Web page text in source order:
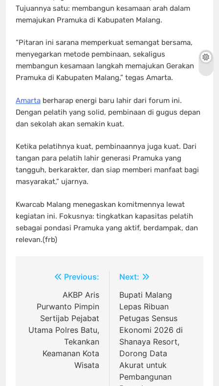
Tujuannya satu: membangun kesamaan arah dalam
memajukan Pramuka di Kabupaten Malang.
“Pitaran ini sarana memperkuat semangat bersama,
menyegarkan metode pembinaan, sekaligus
membangun kesamaan langkah memajukan Gerakan
Pramuka di Kabupaten Malang,” tegas Amarta.
Amarta berharap energi baru lahir dari forum ini.
Dengan pelatih yang solid, pembinaan di gugus depan
dan sekolah akan semakin kuat.
Ketika pelatihnya kuat, pembinaannya juga kuat. Dari
tangan para pelatih lahir generasi Pramuka yang
tangguh, berkarakter, dan siap memberi manfaat bagi
masyarakat,” ujarnya.
Kwarcab Malang menegaskan komitmennya lewat
kegiatan ini. Fokusnya: tingkatkan kapasitas pelatih
sebagai pondasi Pramuka yang aktif, berdampak, dan
relevan.(frb)
NavigasiPrevious:
AKBP Aris
Purwanto Pimpin
Sertijab Pejabat
Utama Polres Batu,
Tekankan
Keamanan Kota
Wisata
Next:
Bupati Malang
Lepas Ribuan
Petugas Sensus
Ekonomi 2026 di
Shanaya Resort,
Dorong Data
Akurat untuk
Pembangunan